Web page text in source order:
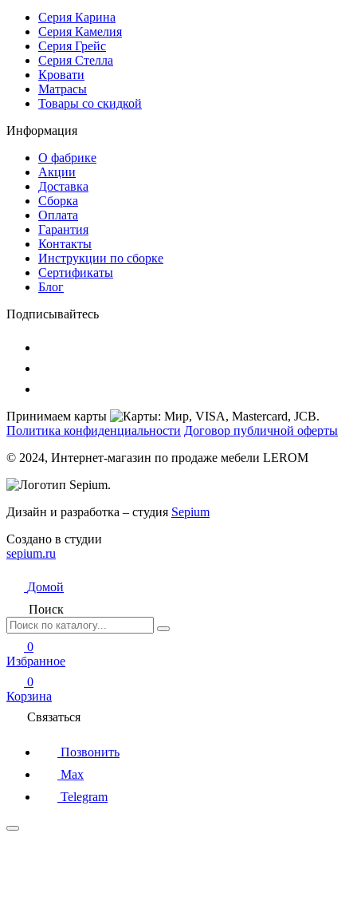
Серия Карина
Серия Камелия
Серия Грейс
Серия Стелла
Кровати
Матрасы
Товары со скидкой
Информация
О фабрике
Акции
Доставка
Сборка
Оплата
Гарантия
Контакты
Инструкции по сборке
Сертификаты
Блог
Подписывайтесь
Принимаем карты
Политика конфиденциальности Договор публичной оферты
© 2024, Интернет-магазин по продаже мебели LEROM
Дизайн и разработка – студия Sepium
Создано в студии
sepium.ru
Домой
Поиск
0
Избранное
0
Корзина
Связаться
Позвонить
Max
Telegram